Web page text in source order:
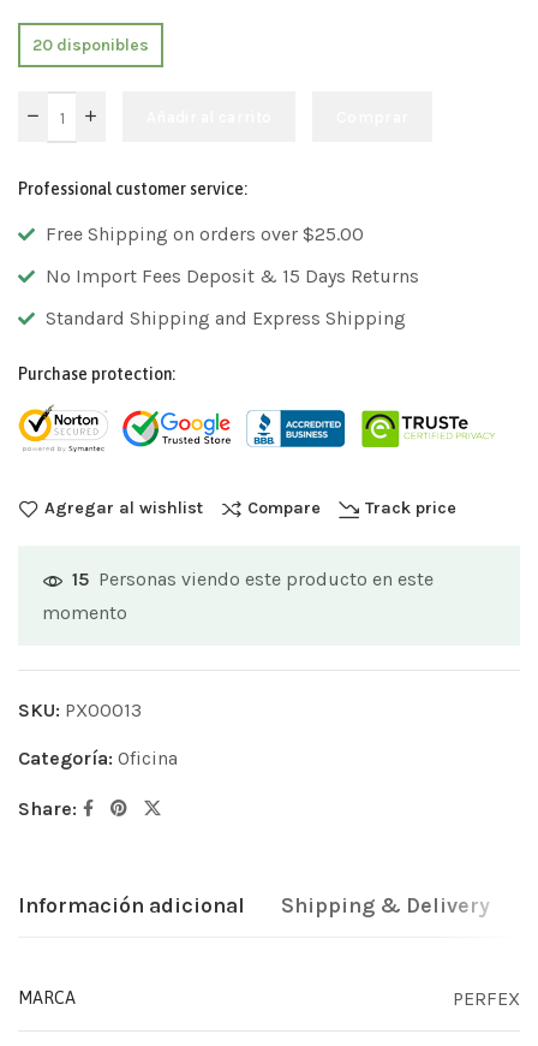
20 disponibles
Professional customer service:
Free Shipping on orders over $25.00
No Import Fees Deposit & 15 Days Returns
Standard Shipping and Express Shipping
Purchase protection:
Agregar al wishlist Compare Track price
15 Personas viendo este producto en este
momento
SKU: PX00013
Categoría: Oficina
Share:
Información adicional Shipping & Delivery
MARCA PERFEX